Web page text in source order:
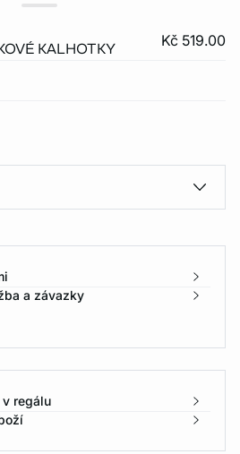
KALHOTKY Kč 519.00
a závazky
regálu